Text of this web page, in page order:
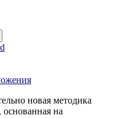
новая методика
на